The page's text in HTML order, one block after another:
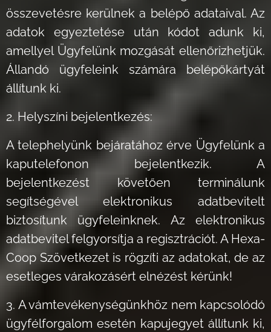
összevetésre kerülnek a belépő adataival. Az
adatok egyeztetése után kódot adunk ki,
amellyel Ügyfelünk mozgását ellenőrizhetjük.
Állandó ügyfeleink számára belépőkártyát
állítunk ki.
2. Helyszíni bejelentkezés:
A telephelyünk bejáratához érve Ügyfelünk a
kaputelefonon bejelentkezik. A
bejelentkezést követően terminálunk
segítségével elektronikus adatbevitelt
biztosítunk ügyfeleinknek. Az elektronikus
adatbevitel felgyorsítja a regisztrációt. A Hexa-
Coop Szövetkezet is rögzíti az adatokat, de az
esetleges várakozásért elnézést kérünk!
3. A vámtevékenységünkhöz nem kapcsolódó
ügyfélforgalom esetén kapujegyet állítunk ki,